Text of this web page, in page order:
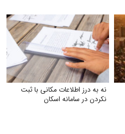
نه به درز اطلاعات مکانی با ثبت
نکردن در سامانه اسکان